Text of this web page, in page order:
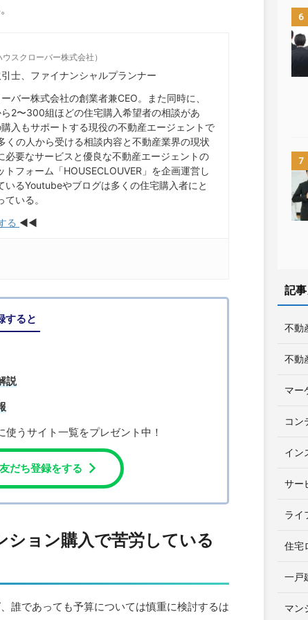
スクローバー株式会社）
士、ファイナンシャルプランナー
バー株式会社の創業者兼CEO。また同時に、
2〜300組ほどの住宅購入希望者の相談があ
購入もサポートする現役の不動産エージェントで
くの人から受ける相談内容と不動産業界の現状
必要なサービスと優良な不動産エージェントの
フォーム「HOUSECLOUVER」を企画運営し
いるYoutubeやブログは多くの住宅購入者にと
いる。
る ◀︎◀︎
すると
説
うサイト一覧をプレゼント中！
友だち登録をする
ション購入で苦労している
誰であっても予算については慎重に検討するは
6
7
記
不動
不動
マー
コン
イン
サー
ライ
住宅
一戸
マン